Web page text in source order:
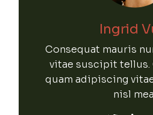
Ingrid
Consequat mauris
vitae suscipit tellus.
quam adipiscing
nisl